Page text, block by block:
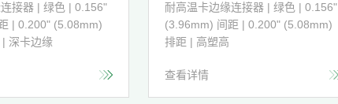
接器 | 绿色 | 0.156"
| 0.200" (5.08mm)
深卡边缘
耐高温卡边缘连接器 | 绿色 | 0.156"
(3.96mm) 间距 | 0.200" (5.08mm)
排距 | 高塑高
查看详情